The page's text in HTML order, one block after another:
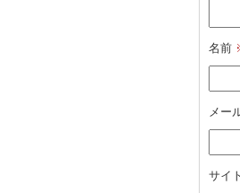
名前
メー
サイト